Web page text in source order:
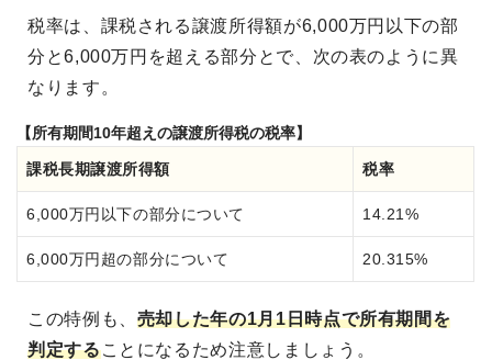
税率は、課税される譲渡所得額が6,000万円以下の部
分と6,000万円を超える部分とで、次の表のように異
なります。
【所有期間10年超えの譲渡所得税の税率】
課税長期譲渡所得額 税率
6,000万円以下の部分について 14.21%
6,000万円超の部分について 20.315%
この特例も、 売却した年の1月1日時点で所有期間を
判定することになるため注意しましょう。